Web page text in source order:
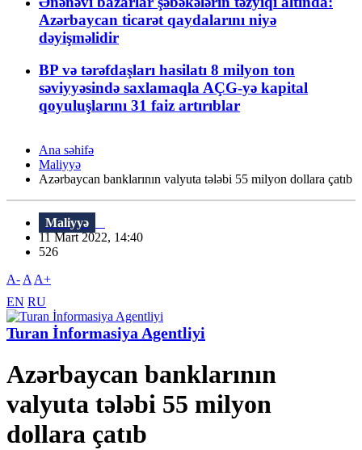
Azərbaycan ticarət qaydalarını niyə
dəyişməlidir
BP və tərəfdaşları hasilatı 8 milyon ton
səviyyəsində saxlamaqla AÇG-yə kapital
qoyuluşlarını 31 faiz artırıblar
Ana səhifə
Maliyyə
Azərbaycan banklarının valyuta tələbi 55 milyon dollara çatıb
Maliyyə
11 Mart 2022, 14:40
526
A- A A+
EN RU
Turan İnformasiya Agentliyi
Azərbaycan banklarının
valyuta tələbi 55 milyon
dollara çatıb